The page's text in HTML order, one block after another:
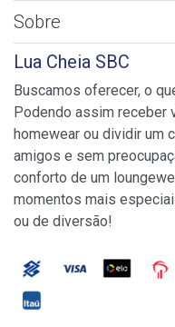
Sobre
Lua Cheia SBC
Buscamos oferecer, o
Podendo assim receber
homewear ou dividir um
amigos e sem
conforto de um
momentos mais
ou de diversão!